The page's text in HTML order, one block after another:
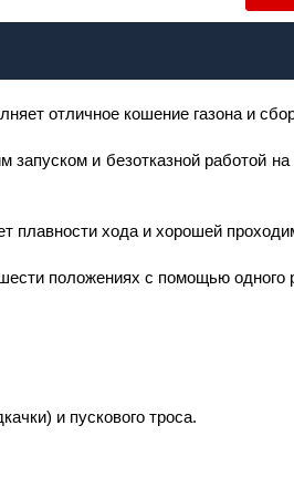
отличное кошение газона и
и безотказной работой на
плавности хода и хорошей
положениях с помощью одного
и пускового троса.
руб